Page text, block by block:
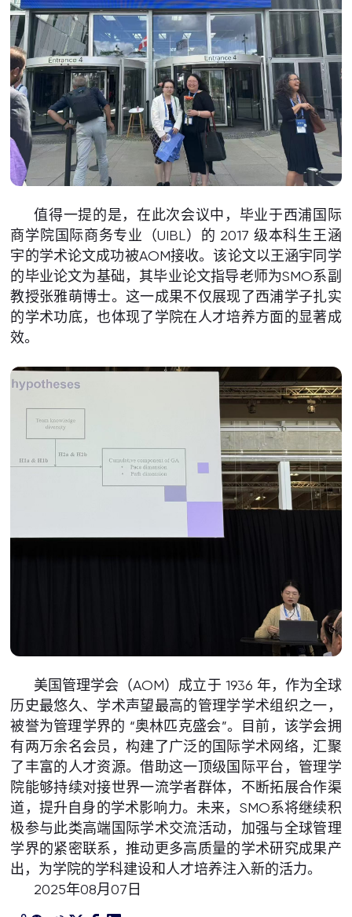
值得一提的是，在此次会议中，毕业于西浦国际
商学院国际商务专业（UIBL）的 2017 级本科生王涵
宇的学术论文成功被AOM接收。该论文以王涵宇同学
的毕业论文为基础，其毕业论文指导老师为SMO系副
教授张雅萌博士。这一成果不仅展现了西浦学子扎实
的学术功底，也体现了学院在人才培养方面的显著成
效。
美国管理学会（AOM）成立于 1936 年，作为全球
历史最悠久、学术声望最高的管理学学术组织之一，
被誉为管理学界的 “奥林匹克盛会”。目前，该学会拥
有两万余名会员，构建了广泛的国际学术网络，汇聚
了丰富的人才资源。借助这一顶级国际平台，管理学
院能够持续对接世界一流学者群体，不断拓展合作渠
道，提升自身的学术影响力。未来，SMO系将继续积
极参与此类高端国际学术交流活动，加强与全球管理
学界的紧密联系，推动更多高质量的学术研究成果产
出，为学院的学科建设和人才培养注入新的活力。
2025年08月07日